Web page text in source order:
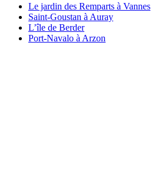
Le jardin des Remparts à Vannes
Saint-Goustan à Auray
L’île de Berder
Port-Navalo à Arzon